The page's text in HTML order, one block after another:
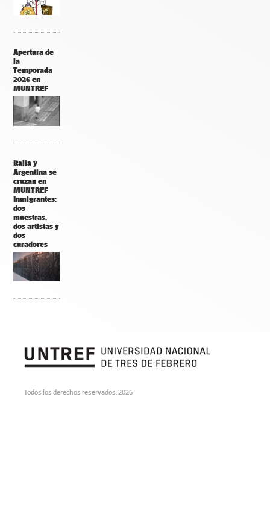
Apertura de
la
Temporada
2026 en
MUNTREF
Italia y
Argentina se
cruzan en
MUNTREF
Inmigrantes:
dos
muestras,
dos artistas y
dos
curadores
Todos los derechos reservados. 2026